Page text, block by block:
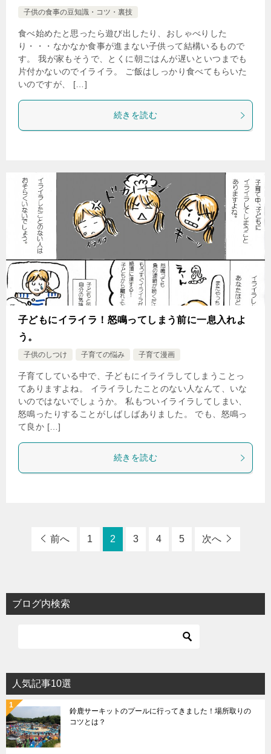
子供の食事の豆知識・コツ・裏技
食べ始めたと思ったら遊び出したり、おしゃべりした
り・・・なかなか食事が進まない子供って結構いるもので
す。 我が家もそうで、とくに朝ごはんが遅いといつまでも
片付かないのでイライラ。 ご飯はしっかり食べてもらいた
いのですが、 […]
続きを読む
子どもにイライラ！怒鳴ってしまう前に一息入れよ
う。
子供のしつけ 子育ての悩み 子育て漫画
子育てしている中で、子どもにイライラしてしまうことっ
てありますよね。 イライラしたことのない人なんて、いな
いのではないでしょうか。 私もついイライラしてしまい、
怒鳴ったりすることがしばしばありました。 でも、怒鳴っ
て良か […]
続きを読む
前へ 1 2 3 4 5 次へ
ブログ内検索
人気記事10選
鈴鹿サーキットのプールに行ってきました！場所取りの
コツとは？